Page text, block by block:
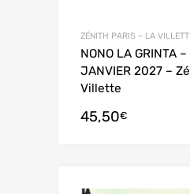
ZÉNITH PARIS – LA
NONO LA GRINTA
JANVIER 2027 –
Villette
45,50€